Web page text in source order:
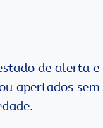
de alerta e
apertados sem